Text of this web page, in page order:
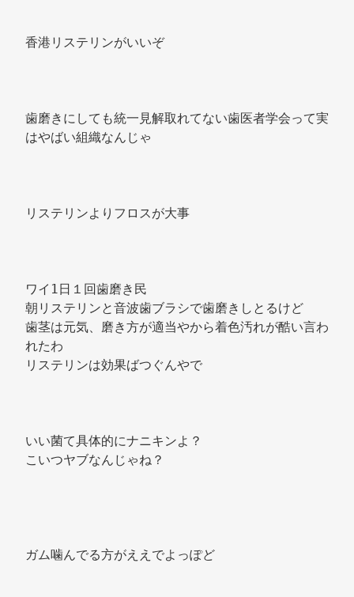
香港リステリンがいいぞ
歯磨きにしても統一見解取れてない歯医者学会って実
はやばい組織なんじゃ
リステリンよりフロスが大事
ワイ1日１回歯磨き民
朝リステリンと音波歯ブラシで歯磨きしとるけど
歯茎は元気、磨き方が適当やから着色汚れが酷い言わ
れたわ
リステリンは効果ばつぐんやで
いい菌て具体的にナニキンよ？
こいつヤブなんじゃね？
ガム噛んでる方がええでよっぽど